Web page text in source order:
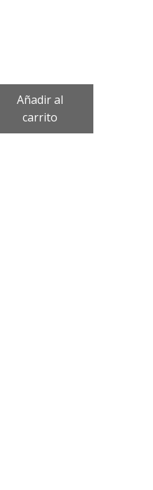
Añadir al
carrito